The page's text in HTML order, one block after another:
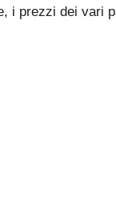
i prezzi dei vari